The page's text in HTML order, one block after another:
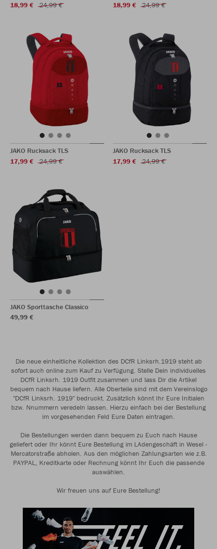
18,99 €
24,99 €
18,99 €
24,99 €
JAKO Rucksack TLS
17,99 €
24,99 €
JAKO Rucksack TLS
17,99 €
24,99 €
JAKO Sporttasche Classico
49,99 €
Die neue einheitliche Kollektion des DCfR Linksrh.1919 steht ab
sofort auch online zum Kauf zu Verfügung. Stelle Dein individuelles
DCfR Linksrh. 1919 Outfit zusammen und lass Dir die Artikel
bequem nach Hause liefern. Alle Oberteile sind mit dem Vereinslogo
"DCfR Linksrh. 1919" bedruckt. Zusätzlich könnt Ihr Eure Initialen
bzw. Nnummern veredeln lassen. Hierzu einfach bei der Bestellung
im vorgesehenden Feld Eure Daten eintragen.
Die Bestellungen werden dann bequem zu Euch nach Hause
geliefert oder Ihr könnt Eure Bestellung im LAdengeschäft in Wesel -
Mercatorstraße abholen. Aus den möglichen Zahlungsarten wie z.B.
PAYPAL, Kreditkarte oder Rechnung könnt Ihr Euch die passende
auswählen.
Wir freuen uns auf Eure Bestellung!